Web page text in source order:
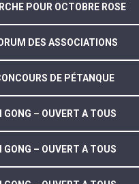
POUR OCTOBRE ROSE
DES ASSOCIATIONS
DE PÉTANQUE
GONG – OUVERT A TOUS
GONG – OUVERT A TOUS